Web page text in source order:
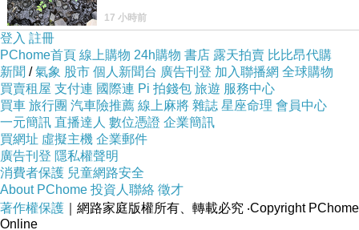
來到他們家，事情曝光原本的生活也變了調，同時揭露他
們背後的故事與關係。
雖然表面上這個家只有阿治和祥太偷了日常用品，但其實
是六個人都在偷東西，偷一份對家庭、家人、自身角色該
擁有的嚮往，彼此供給對方所渴望的溫暖，在真正的家沒
有的東西，是一種逃避，也是憧憬。
非常喜歡這兩個部分，一個是六人到海邊玩耍，五人手牽
17 小時前
登入 註冊
PChome首頁 線上購物 24h購物 書店 露天拍賣 比比昂代購
新聞 /氣象 股市 個人新聞台 廣告刊登 加入聯播網 全球購物
買賣租屋 支付連 國際連 Pi 拍錢包 旅遊 服務中心
買車 旅行團 汽車險推薦 線上麻將 雜誌 星座命理 會員中心
一元簡訊 直播達人 數位憑證 企業簡訊
買網址 虛擬主機 企業郵件
廣告刊登 隱私權聲明
消費者保護 兒童網路安全
About PChome 投資人聯絡 徵才
著作權保護 ｜網路家庭版權所有、轉載必究 ‧Copyright PChome
Online